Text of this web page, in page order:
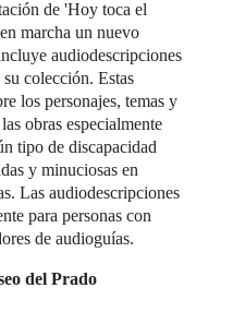
de 'Hoy toca el
marcha un nuevo
audiodescripciones
colección. Estas
los personajes, temas y
obras especialmente
tipo de discapacidad
y minuciosas en
Las audiodescripciones
para personas con
de audioguías.
del Prado